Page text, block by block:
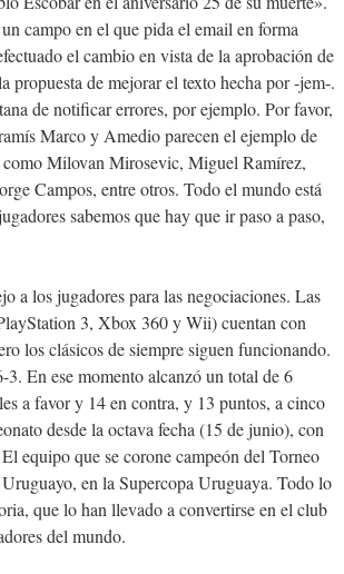
campo en el que pida el email en forma
el cambio en vista de la aprobación de
de mejorar el texto hecha por -jem-.
de notificar errores, por ejemplo. Por favor,
Marco y Amedio parecen el ejemplo de
Milovan Mirosevic, Miguel Ramírez,
Campos, entre otros. Todo el mundo está
sabemos que hay que ir paso a paso,
a los jugadores para las negociaciones. Las
3, Xbox 360 y Wii) cuentan con
los clásicos de siempre siguen funcionando.
En ese momento alcanzó un total de 6
a favor y 14 en contra, y 13 puntos, a cinco
desde la octava fecha (15 de junio), con
equipo que se corone campeón del Torneo
en la Supercopa Uruguaya. Todo lo
que lo han llevado a convertirse en el club
del mundo.